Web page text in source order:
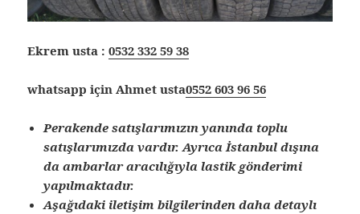
Ekrem usta :0532 332 59 38
whatsapp için Ahmet usta0552 603 96 56
Perakende satışlarımızın yanında toplu
satışlarımızda vardır. Ayrıca İstanbul dışına
da ambarlar aracılığıyla lastik gönderimi
yapılmaktadır.
Aşağıdaki iletişim bilgilerinden daha detaylı